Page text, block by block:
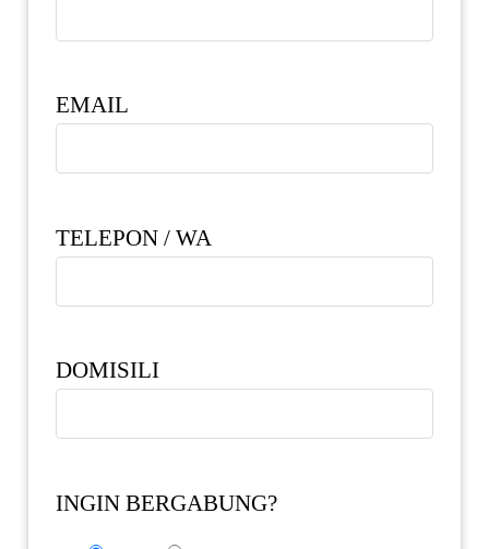
EMAIL
TELEPON / WA
DOMISILI
INGIN BERGABUNG?